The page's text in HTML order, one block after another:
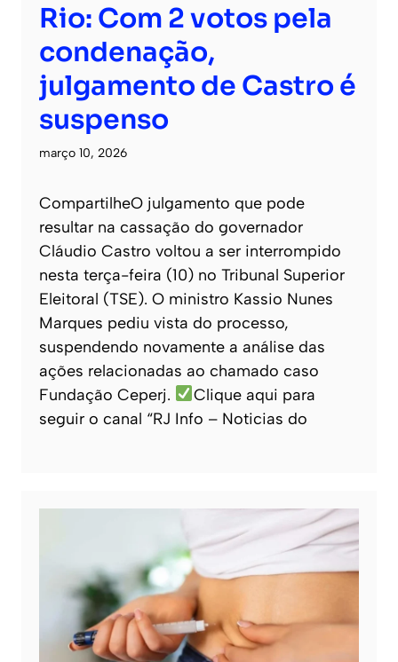
Rio: Com 2 votos pela
condenação,
julgamento de Castro é
suspenso
março 10, 2026
CompartilheO julgamento que pode
resultar na cassação do governador
Cláudio Castro voltou a ser interrompido
nesta terça-feira (10) no Tribunal Superior
Eleitoral (TSE). O ministro Kassio Nunes
Marques pediu vista do processo,
suspendendo novamente a análise das
ações relacionadas ao chamado caso
Fundação Ceperj.
Clique aqui para
seguir o canal “RJ Info – Noticias do